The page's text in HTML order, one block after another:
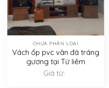
CHƯA PHÂN LOẠI
Vách ốp pvc vân đá tráng
gương tại Từ liêm
Giá từ: